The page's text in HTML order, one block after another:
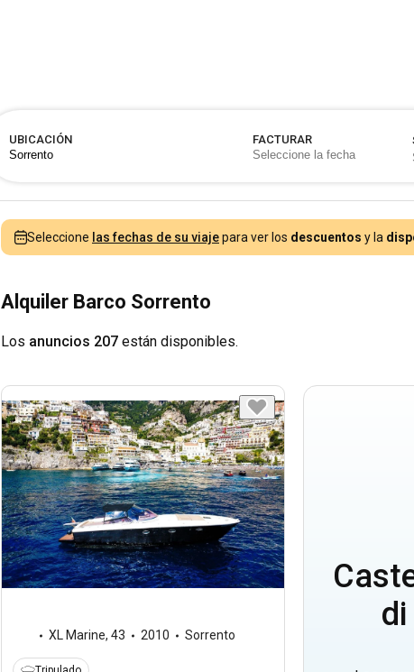
UBICACIÓN FACTURAR
Seleccione las fechas de su viajepara ver los descuentos y la
Alquiler Barco Sorrento
Los anuncios 207 están disponibles.
XL Marine, 43 2010 Sorrento